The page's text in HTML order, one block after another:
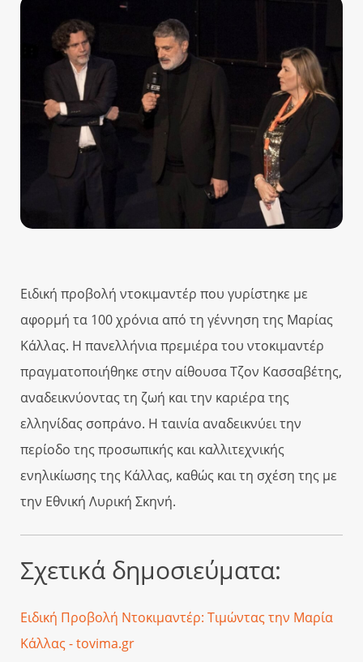
Ειδική προβολή ντοκιμαντέρ που γυρίστηκε με
αφορμή τα 100 χρόνια από τη γέννηση της Μαρίας
Κάλλας. Η πανελλήνια πρεμιέρα του ντοκιμαντέρ
πραγματοποιήθηκε στην αίθουσα Τζον Κασσαβέτης,
αναδεικνύοντας τη ζωή και την καριέρα της
ελληνίδας σοπράνο. Η ταινία αναδεικνύει την
περίοδο της προσωπικής και καλλιτεχνικής
ενηλικίωσης της Κάλλας, καθώς και τη σχέση της με
την Εθνική Λυρική Σκηνή.
Σχετικά δημοσιεύματα:
Ειδική Προβολή Ντοκιμαντέρ: Τιμώντας την Μαρία
Κάλλας - tovima.gr